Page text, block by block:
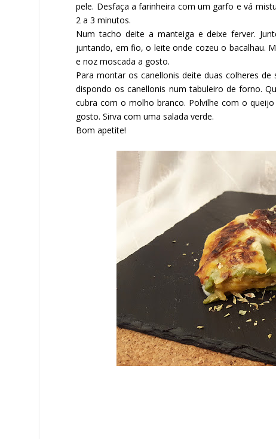
pele. Desfaça a farinheira com um garfo e vá
2 a 3 minutos.
Num tacho deite a manteiga e deixe ferver.
juntando, em fio, o leite onde cozeu o bacalhau.
e noz moscada a gosto.
Para montar os canellonis deite duas colheres
dispondo os canellonis num tabuleiro de forno.
cubra com o molho branco. Polvilhe com o
gosto. Sirva com uma salada verde.
Bom apetite!
Facebook